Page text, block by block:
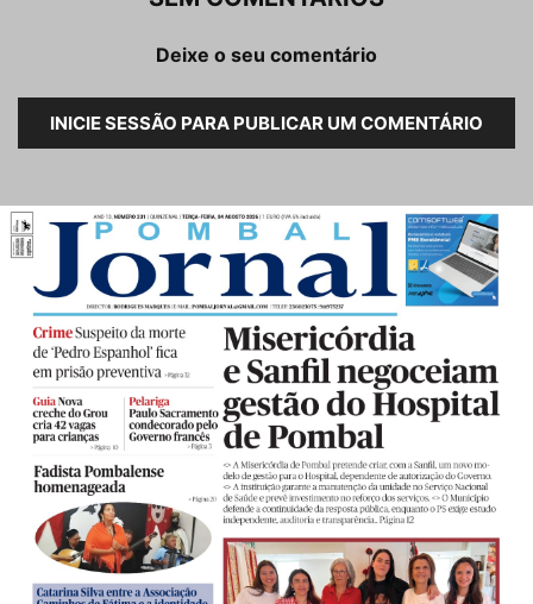
Deixe o seu comentário
INICIE SESSÃO PARA PUBLICAR UM COMENTÁRIO